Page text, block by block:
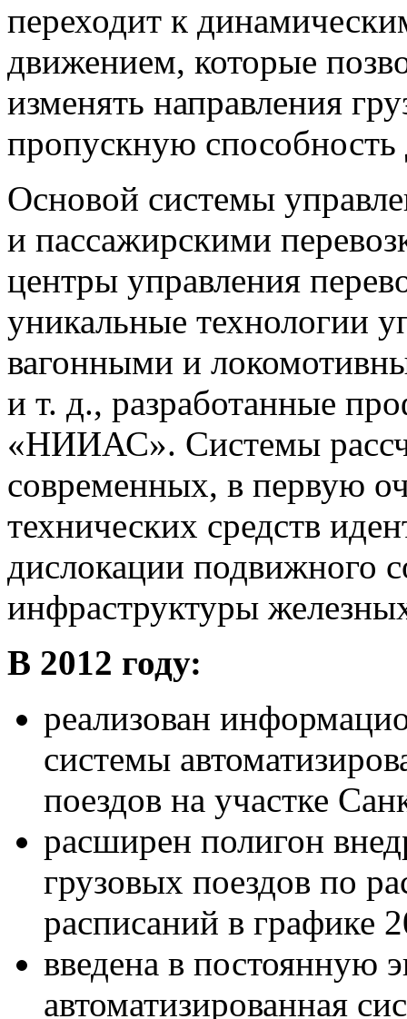
переходит к
движением, которые
изменять направления
пропускную способность
Основой системы
и пассажирскими
центры управления
уникальные технологии
вагонными и
и т. д., разработанные
«НИИАС». Системы
современных, в первую
технических средств
дислокации подвижного
инфраструктуры
В 2012 году:
реализован
системы
поездов на участке
расширен полигон
грузовых поездов по
расписаний в графике
введена в постоянную
автоматизированная